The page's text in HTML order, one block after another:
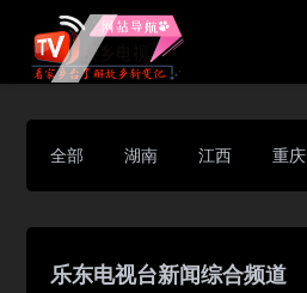
全部 湖南 江西 重庆
乐东电视台新闻综合频道